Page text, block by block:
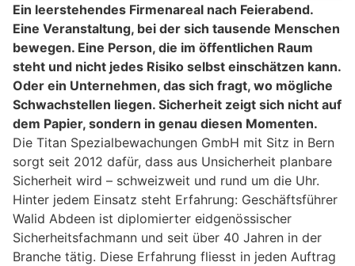
Ein leerstehendes Firmenareal nach Feierabend.
Eine Veranstaltung, bei der sich tausende Menschen
bewegen. Eine Person, die im öffentlichen Raum
steht und nicht jedes Risiko selbst einschätzen kann.
Oder ein Unternehmen, das sich fragt, wo mögliche
Schwachstellen liegen. Sicherheit zeigt sich nicht auf
dem Papier, sondern in genau diesen Momenten.
Die Titan Spezialbewachungen GmbH mit Sitz in Bern
sorgt seit 2012 dafür, dass aus Unsicherheit planbare
Sicherheit wird – schweizweit und rund um die Uhr.
Hinter jedem Einsatz steht Erfahrung: Geschäftsführer
Walid Abdeen ist diplomierter eidgenössischer
Sicherheitsfachmann und seit über 40 Jahren in der
Branche tätig. Diese Erfahrung fliesst in jeden Auftrag